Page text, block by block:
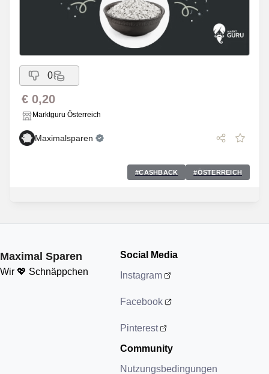
0
€ 0,20
Marktguru Österreich
Maximalsparen
#CASHBACK #ÖSTERREICH
Maximal Sparen
Wir 💖 Schnäppchen
Social Media
Instagram
Facebook
Pinterest
Community
Nutzungsbedingungen